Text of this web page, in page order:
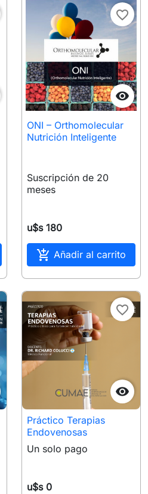

favorite_border
ONI – Orthomolecular
Nutrición Inteligente
Suscripción de 20
meses
u$s 180
 Añadir al carrito

favorite_border
Práctico Terapias
Endovenosas
Un solo pago
u$s 0